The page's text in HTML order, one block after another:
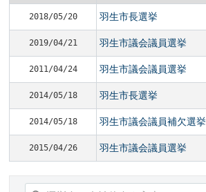
2018/05/20 羽生市長選挙
2019/04/21 羽生市議会議員選挙
2011/04/24 羽生市議会議員選挙
2014/05/18 羽生市長選挙
2014/05/18 羽生市議会議員補欠選挙
2015/04/26 羽生市議会議員選挙